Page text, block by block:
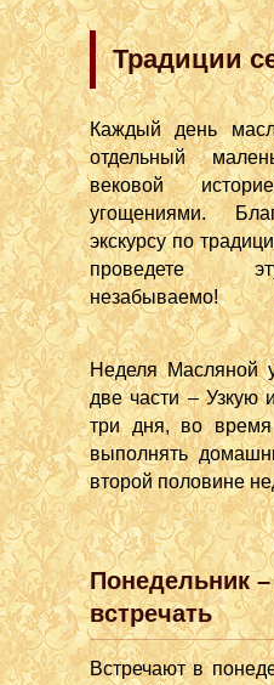
Традиции
Каждый день
отдельный
вековой
угощениями.
экскурсу по
проведете
незабываемо!
Неделя Масляной
две части –
три дня, во
выполнять
второй половине
Понедельник
встречать
Встречают в